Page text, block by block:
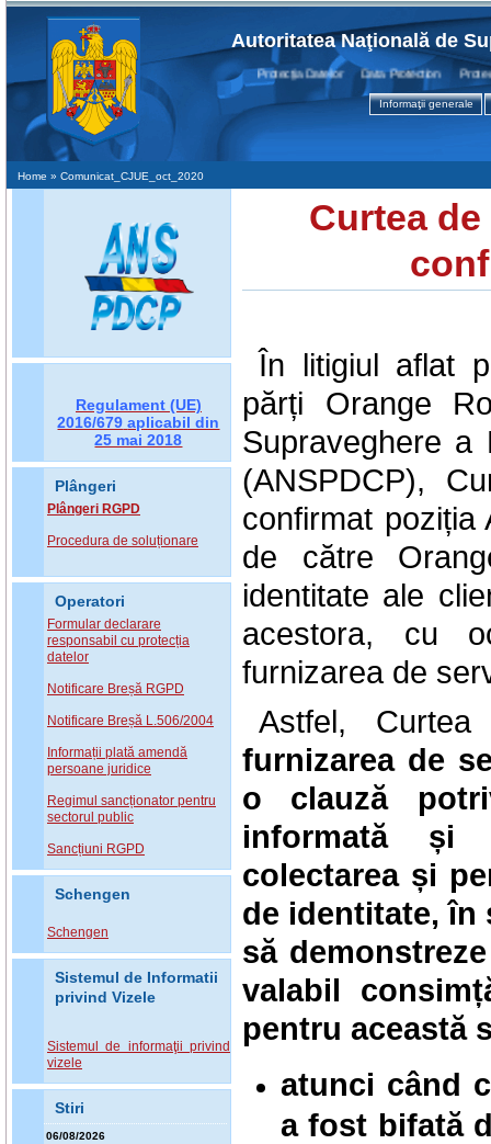
Autoritatea Naţională de
Protecţia Datelor Data Protection Protection
Informaţii generale
Home » Comunicat_CJUE_oct_2020
Regulament (UE)
2016/679 aplicabil din
25 mai 2018
Plângeri
Plângeri RGPD
Procedura de soluționare
Operatori
Formular declarare
responsabil cu protecția
datelor
Notificare Breșă RGPD
Notificare Breșă L.506/2004
Informații plată amendă
persoane juridice
Regimul sancționator pentru
sectorul public
Sancțiuni RGPD
Schengen
Schengen
Sistemul de Informatii
privind Vizele
Sistemul de informaţii privind
vizele
Stiri
06/08/2026
Curtea
În litigiul aflat
părți Orange
Supraveghere a
(ANSPDCP),
confirmat poziția
de către
identitate ale
acestora, cu
furnizarea de
Astfel,
furnizarea de
o clauză
informată și
colectarea și
de identitate, în
să
valabil
pentru această
atunci când
a fost bifată